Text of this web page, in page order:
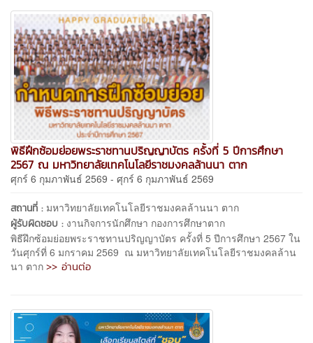
พิธีฝึกซ้อมย่อยพระราชทานปริญญาบัตร ครั้งที่ 5 ปีการศึกษา
2567 ณ มหาวิทยาลัยเทคโนโลยีราชมงคลล้านนา ตาก
ศุกร์ 6 กุมภาพันธ์ 2569 - ศุกร์ 6 กุมภาพันธ์ 2569
สถานที่ : มหาวิทยาลัยเทคโนโลยีราชมงคลล้านนา ตาก
ผู้รับผิดชอบ : งานกิจการนักศึกษา กองการศึกษาตาก
พิธีฝึกซ้อมย่อยพระราชทานปริญญาบัตร ครั้งที่ 5 ปีการศึกษา 2567 ใน
วันศุกร์ที่ 6 มกราคม 2569 ณ มหาวิทยาลัยเทคโนโลยีราชมงคลล้าน
นา ตาก >> อ่านต่อ